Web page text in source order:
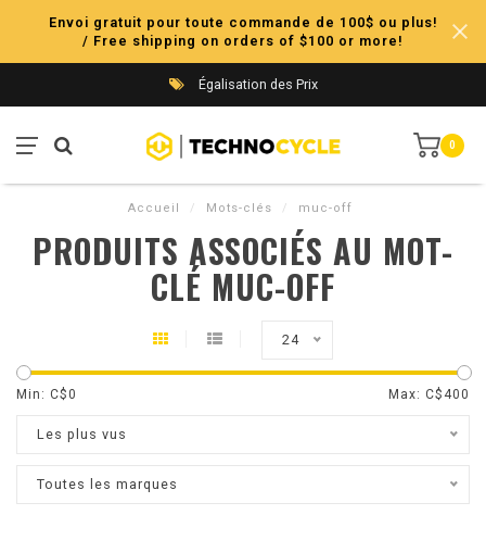
Envoi gratuit pour toute commande de 100$ ou plus!
/ Free shipping on orders of $100 or more!
Égalisation des Prix
0
Accueil / Mots-clés / muc-off
PRODUITS ASSOCIÉS AU MOT-
CLÉ MUC-OFF
24
Min: C$0 Max: C$ 400
Les plus vus
Toutes les marques